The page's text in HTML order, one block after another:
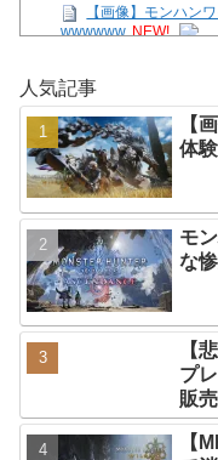
【画像】モンハン
wwwwww NEW!
ガキ「世界を救い
【ガークリ】正統
ラファエ口、セッシュ
【画像】週刊少年マ
Powered by livedoor
人気記事
【
体
モ
な
【
プ
販
【